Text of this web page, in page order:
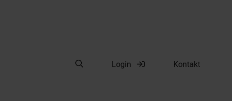
Suche
Suche öffnenLogin Kontakt